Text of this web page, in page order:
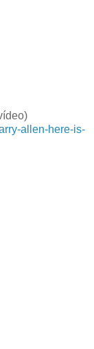
allen-here-is-